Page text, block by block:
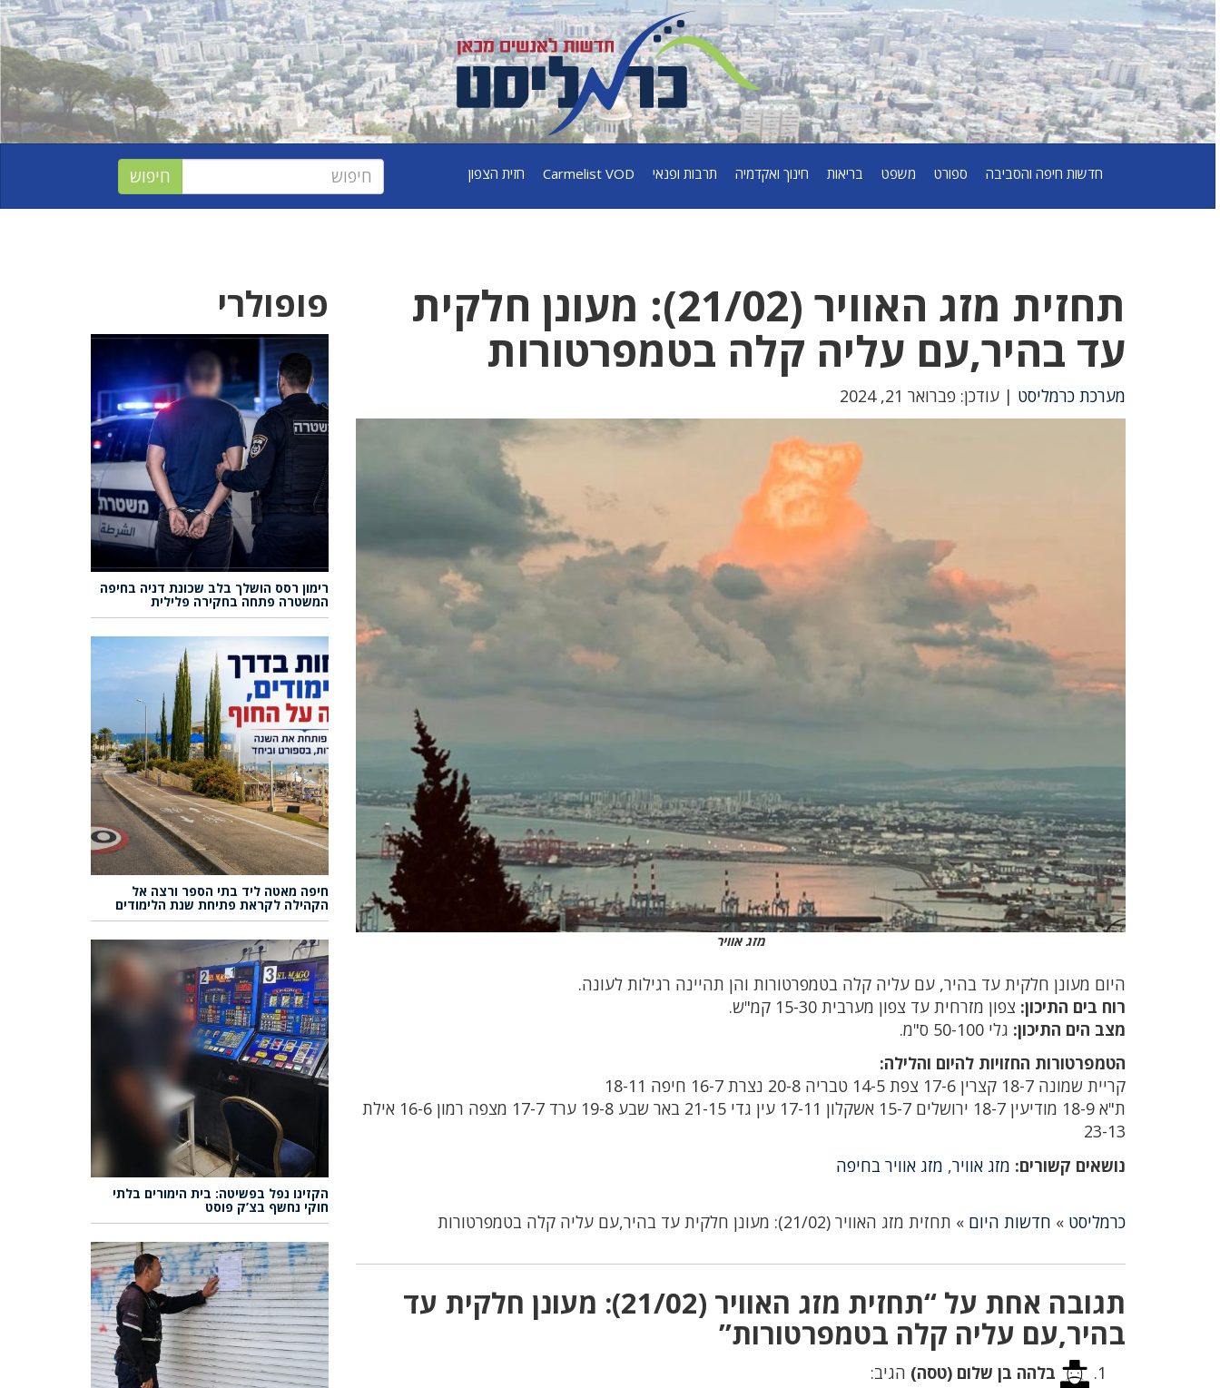
חדשות חיפה והסביבה ספורט משפט בריאות חינוך ואקדמיה תרבות ופנאי Carmelist VOD חזית הצפון
תחזית מזג האוויר (21/02): מעונן חלקית
עד בהיר,עם עליה קלה בטמפרטורות
מערכת כרמליסט | עודכן: פברואר 21, 2024
מזג אוויר
היום מעונן חלקית עד בהיר, עם עליה קלה בטמפרטורות והן תהיינה רגילות לעונה.
רוח בים התיכון: צפון מזרחית עד צפון מערבית 15-30 קמ"ש.
מצב הים התיכון: גלי 50-100 ס"מ.
הטמפרטורות החזויות להיום והלילה:
קריית שמונה 18-7 קצרין 17-6 צפת 14-5 טבריה 20-8 נצרת 16-7 חיפה 18-11
ת"א 18-9 מודיעין 18-7 ירושלים 15-7 אשקלון 17-11 עין גדי 21-15 באר שבע 19-8 ערד 17-7 מצפה רמון 16-6 אילת
23-13
נושאים קשורים: מזג אוויר, מזג אוויר בחיפה
כרמליסט » חדשות היום » תחזית מזג האוויר (21/02): מעונן חלקית עד בהיר,עם עליה קלה בטמפרטורות
תגובה אחת על “תחזית מזג האוויר (21/02): מעונן חלקית עד
בהיר,עם עליה קלה בטמפרטורות”
בלהה בן שלום (טסה) הגיב:
פופולרי
רימון רסס הושלך בלב שכונת דניה בחיפה
המשטרה פתחה בחקירה פלילית
חיפה מאטה ליד בתי הספר ורצה אל
הקהילה לקראת פתיחת שנת הלימודים
הקזינו נפל בפשיטה: בית הימורים בלתי
חוקי נחשף בצ’ק פוסט